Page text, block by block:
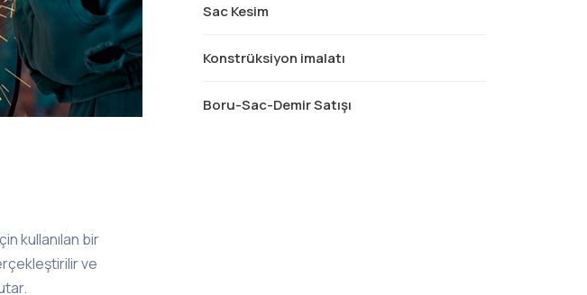
kullanılan bir
ve
Sac Kesim
Konstrüksiyon imalatı
Boru-Sac-Demir Satışı